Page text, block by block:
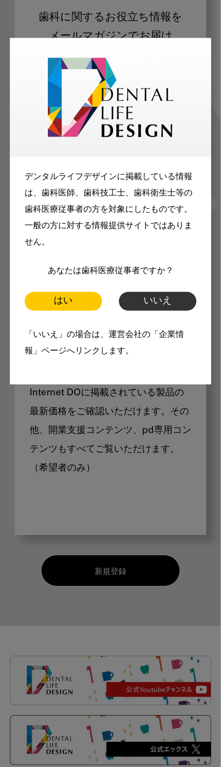
デンタルライフデザインに掲載している情報
は、歯科医師、歯科技工士、歯科衛生士等の
歯科医療従事者の方を対象にしたものです。
一般の方に対する情報提供サイトではありま
せん。
あなたは歯科医療従事者ですか？
はい いいえ
「いいえ」の場合は、運営会社の「企業情
報」ページへリンクします。
歯科に関するお役立ち情報を
メールマガジンでお届け
ご登録いただいた職種（歯科医師、歯
科衛生士、歯科技工士）に合わせた内
容のメールマガジンをお届けします。
メリット
製品価格も閲覧可能
Internet DOに掲載されている製品の
最新価格をご確認いただけます。その
他、開業支援コンテンツ、pd専用コン
テンツもすべてご覧いただけます。
（希望者のみ）
新規登録